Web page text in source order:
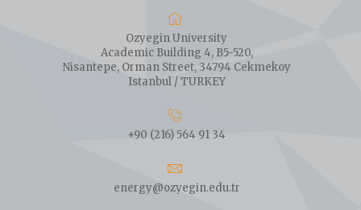
Ozyegin University
Academic Building 4, B5-520,
Nisantepe, Orman Street, 34794 Cekmekoy
Istanbul / TURKEY
+90 (216) 564 91 34
energy@ozyegin.edu.tr